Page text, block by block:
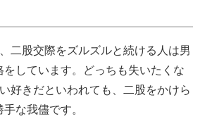
二股交際をズルズルと続ける人は男
しています。どっちも失いたくな
好きだといわれても、二股をかけら
な我儘です。